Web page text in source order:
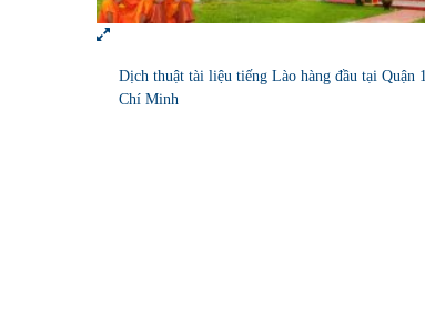
Dịch thuật tài liệu tiếng Lào hàng đầu tại Quận
Chí Minh